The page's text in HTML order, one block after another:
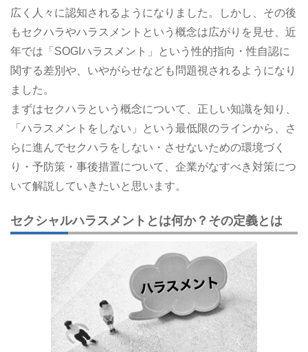
広く人々に認知されるようになりました。しかし、その後
もセクハラやハラスメントという概念は広がりを見せ、近
年では「SOGIハラスメント」という性的指向・性自認に
関する差別や、いやがらせなども問題視されるようになり
ました。
まずはセクハラという概念について、正しい知識を知り、
「ハラスメントをしない」という最低限のラインから、さ
らに進んでセクハラをしない・させないための環境づく
り・予防策・事後措置について、企業がなすべき対策につ
いて解説していきたいと思います。
セクシャルハラスメントとは何か？その定義とは